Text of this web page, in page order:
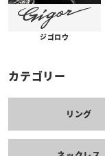
ジゴロウ
カテゴリー
リング